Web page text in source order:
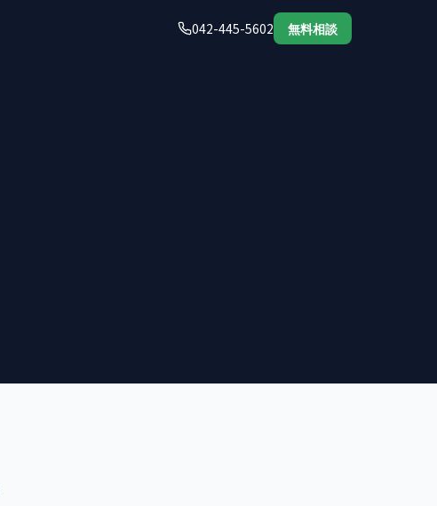
042-445-5602 無料相談